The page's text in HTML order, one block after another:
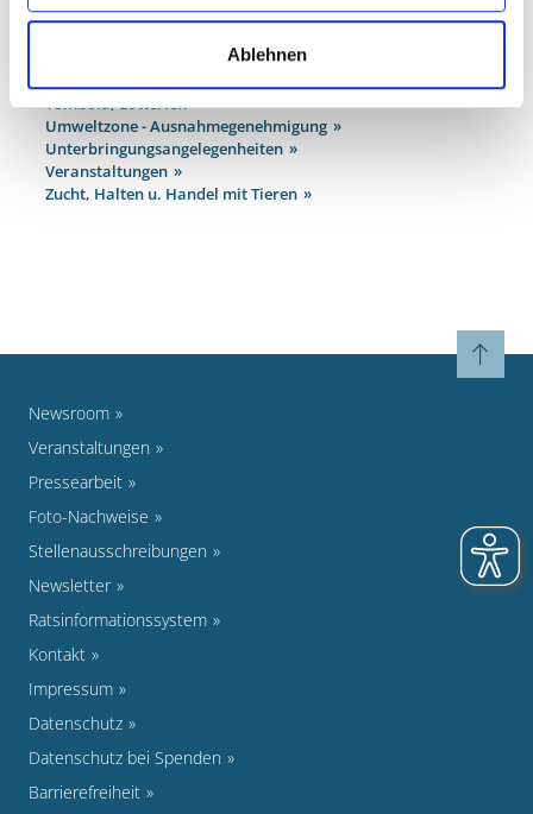
Ablehnen
Tierausstellungen etc.
Tombola, Lotterien
Umweltzone - Ausnahmegenehmigung
Unterbringungsangelegenheiten
Veranstaltungen
Zucht, Halten u. Handel mit Tieren
Newsroom
Veranstaltungen
Pressearbeit
Foto-Nachweise
Stellenausschreibungen
Newsletter
Ratsinformationssystem
Kontakt
Impressum
Datenschutz
Datenschutz bei Spenden
Barrierefreiheit